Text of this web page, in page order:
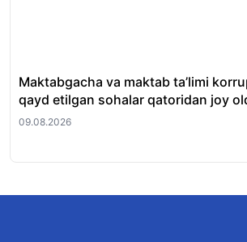
Maktabgacha va maktab ta’limi
qayd etilgan sohalar qatoridan joy
09.08.2026